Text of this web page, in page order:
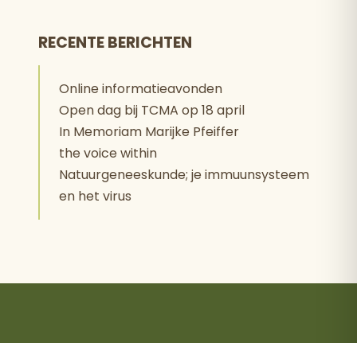
RECENTE BERICHTEN
Online informatieavonden
Open dag bij TCMA op 18 april
In Memoriam Marijke Pfeiffer
the voice within
Natuurgeneeskunde; je immuunsysteem
en het virus